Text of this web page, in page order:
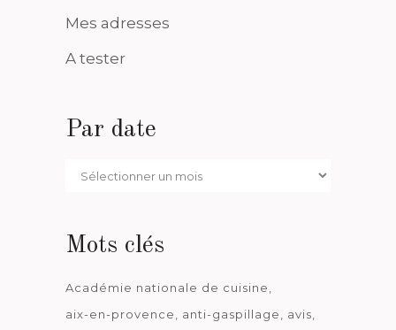
Mes adresses
A tester
Par date
Par
Mots clés
Académie nationale de cuisine
aix-en-provence
anti-gaspillage
avis